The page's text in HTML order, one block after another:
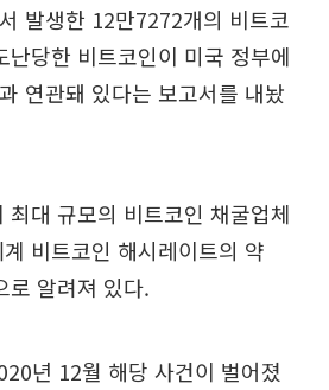
발생한 12만7272개의 비트코
난당한 비트코인이 미국 정부에
연관돼 있다는 보고서를 내놨
최대 규모의 비트코인 채굴업체
비트코인 해시레이트의 약
로 알려져 있다.
년 12월 해당 사건이 벌어졌